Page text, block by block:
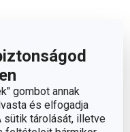
gombot annak
és elfogadja
sütik tárolását, illetve